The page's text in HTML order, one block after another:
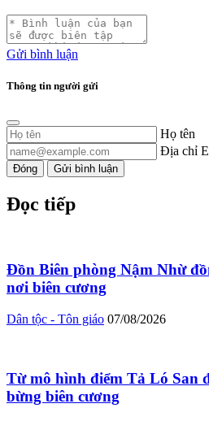
Gửi bình luận
Thông tin người gửi
Họ tên
Địa chỉ
Đóng Gửi bình luận
Đọc tiếp
Đồn Biên phòng Nậm Nhừ
nơi biên cương
Dân tộc - Tôn giáo 07/08/2026
Từ mô hình điểm Tả Ló San
bừng biên cương